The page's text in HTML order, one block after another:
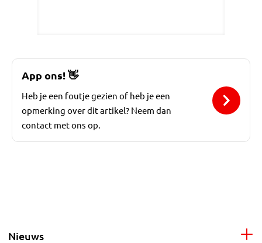
App ons!👋
Heb je een foutje gezien of heb je een
opmerking over dit artikel? Neem dan
contact met ons op.
Nieuws